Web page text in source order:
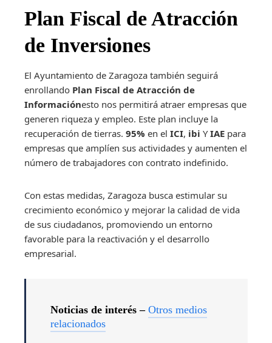
Plan Fiscal de Atracción
de Inversiones
El Ayuntamiento de Zaragoza también seguirá
enrollando Plan Fiscal de Atracción de
Informaciónesto nos permitirá atraer empresas que
generen riqueza y empleo. Este plan incluye la
recuperación de tierras. 95% en el ICI, ibi YIAE para
empresas que amplíen sus actividades y aumenten el
número de trabajadores con contrato indefinido.
Con estas medidas, Zaragoza busca estimular su
crecimiento económico y mejorar la calidad de vida
de sus ciudadanos, promoviendo un entorno
favorable para la reactivación y el desarrollo
empresarial.
Noticias de interés – Otros medios
relacionados